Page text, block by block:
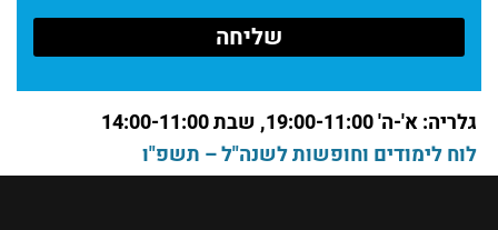
2025 המחלקה לקולנוע// מכללת מנשר – חדשות
קרא עוד >
קרא עוד >גלריה: א'-ה' 19:00-11:00, שבת 14:00-11:00
לוח לימודים וחופשות לשנה"ל – תשפ"ו